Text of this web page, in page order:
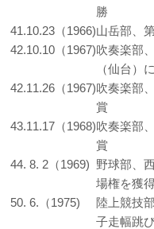
勝
41.10.23（1966)山岳部、
42.10.10（1967)吹奏楽部
（仙台）
42.11.26（1967)吹奏楽部
賞
43.11.17（1968)吹奏楽部
賞
44. 8. 2（1969) 野球部、
場権を獲
50. 6.（1975)
陸上競技
子走幅跳